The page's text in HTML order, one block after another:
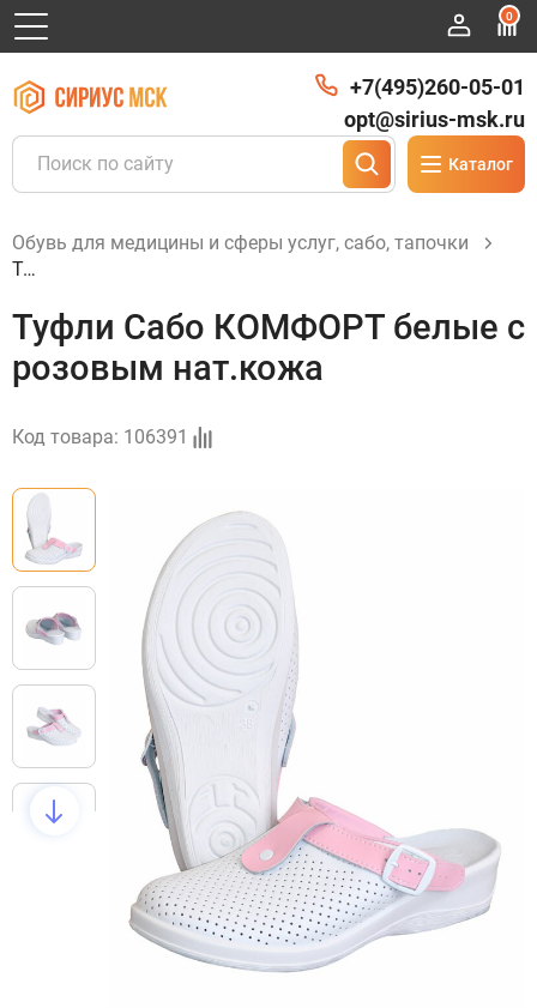
0
Каталог
+7(495)260-05-01
opt@sirius-msk.ru
Обувь для медицины и сферы услуг, сабо, тапочки
Туфли Сабо КОМФОРТ белые с розовым нат.кожа
Туфли Сабо КОМФОРТ белые с
розовым нат.кожа
Код товара: 106391